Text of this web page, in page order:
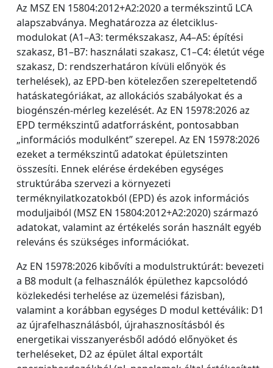
Az MSZ EN 15804:2012+A2:2020 a termékszintű LCA
alapszabványa. Meghatározza az életciklus-
modulokat (A1–A3: termékszakasz, A4–A5: építési
szakasz, B1–B7: használati szakasz, C1–C4: életút vége
szakasz, D: rendszerhatáron kívüli előnyök és
terhelések), az EPD-ben kötelezően szerepeltetendő
hatáskategóriákat, az allokációs szabályokat és a
biogénszén-mérleg kezelését. Az EN 15978:2026 az
EPD termékszintű adatforrásként, pontosabban
„információs modulként” szerepel. Az EN 15978:2026
ezeket a termékszintű adatokat épületszinten
összesíti. Ennek elérése érdekében egységes
struktúrába szervezi a környezeti
terméknyilatkozatokból (EPD) és azok információs
moduljaiból (MSZ EN 15804:2012+A2:2020) származó
adatokat, valamint az értékelés során használt egyéb
releváns és szükséges információkat.
Az EN 15978:2026 kibővíti a modulstruktúrát: bevezeti
a B8 modult (a felhasználók épülethez kapcsolódó
közlekedési terhelése az üzemelési fázisban),
valamint a korábban egységes D modul kettéválik: D1
az újrafelhasználásból, újrahasznosításból és
energetikai visszanyerésből adódó előnyöket és
terheléseket, D2 az épület által exportált